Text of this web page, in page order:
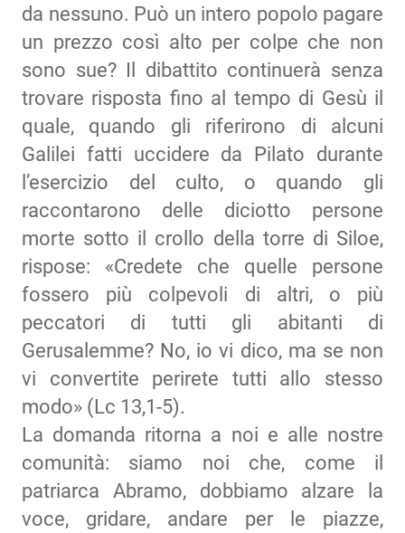
da nessuno. Può un intero popolo pagare
un prezzo così alto per colpe che non
sono sue? Il dibattito continuerà senza
trovare risposta fino al tempo di Gesù il
quale, quando gli riferirono di alcuni
Galilei fatti uccidere da Pilato durante
l’esercizio del culto, o quando gli
raccontarono delle diciotto persone
morte sotto il crollo della torre di Siloe,
rispose: «Credete che quelle persone
fossero più colpevoli di altri, o più
peccatori di tutti gli abitanti di
Gerusalemme? No, io vi dico, ma se non
vi convertite perirete tutti allo stesso
modo» (Lc 13,1-5).
La domanda ritorna a noi e alle nostre
comunità: siamo noi che, come il
patriarca Abramo, dobbiamo alzare la
voce, gridare, andare per le piazze,